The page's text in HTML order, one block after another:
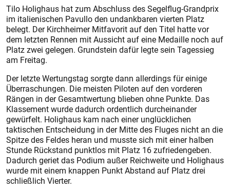
Tilo Holighaus hat zum Abschluss des Segelflug-Grandprix
im italienischen Pavullo den undankbaren vierten Platz
belegt. Der Kirchheimer Mitfavorit auf den Titel hatte vor
dem letzten Rennen mit Aussicht auf eine Medaille noch auf
Platz zwei gelegen. Grundstein dafür legte sein Tagessieg
am Freitag.
Der letzte Wertungstag sorgte dann allerdings für einige
Überraschungen. Die meisten Piloten auf den vorderen
Rängen in der Gesamtwertung blieben ohne Punkte. Das
Klassement wurde dadurch ordentlich durcheinander
gewürfelt. Holighaus kam nach einer unglücklichen
taktischen Entscheidung in der Mitte des Fluges nicht an die
Spitze des Feldes heran und musste sich mit einer halben
Stunde Rückstand punktlos mit Platz 16 zufriedengeben.
Dadurch geriet das Podium außer Reichweite und Holighaus
wurde mit einem knappen Punkt Abstand auf Platz drei
schließlich Vierter.